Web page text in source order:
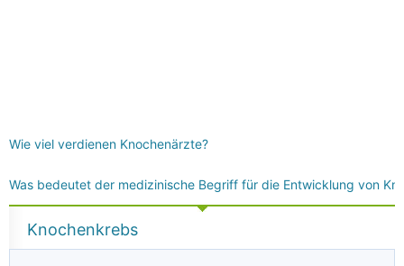
Wie viel verdienen Knochenärzte?
Was bedeutet der medizinische Begriff für die Entwicklung von
Knochenkrebs